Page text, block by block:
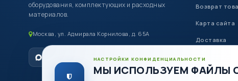
оборудования, комплектующих и расходных
материалов.
Москва, ул. Адмирала Корнилова, д. 65А
Возврат
Карта сайта
Доставка
Оплата
НАСТРОЙКИ КОНФИДЕНЦИАЛЬНОСТИ
МЫ ИСПОЛЬЗУЕМ ФАЙЛЫ